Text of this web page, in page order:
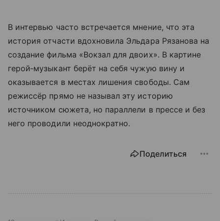
В интервью часто встречается мнение, что эта
история отчасти вдохновила Эльдара Рязанова на
создание фильма «Вокзал для двоих». В картине
герой‑музыкант берёт на себя чужую вину и
оказывается в местах лишения свободы. Сам
режиссёр прямо не называл эту историю
источником сюжета, но параллели в прессе и без
него проводили неоднократно.
Поделиться